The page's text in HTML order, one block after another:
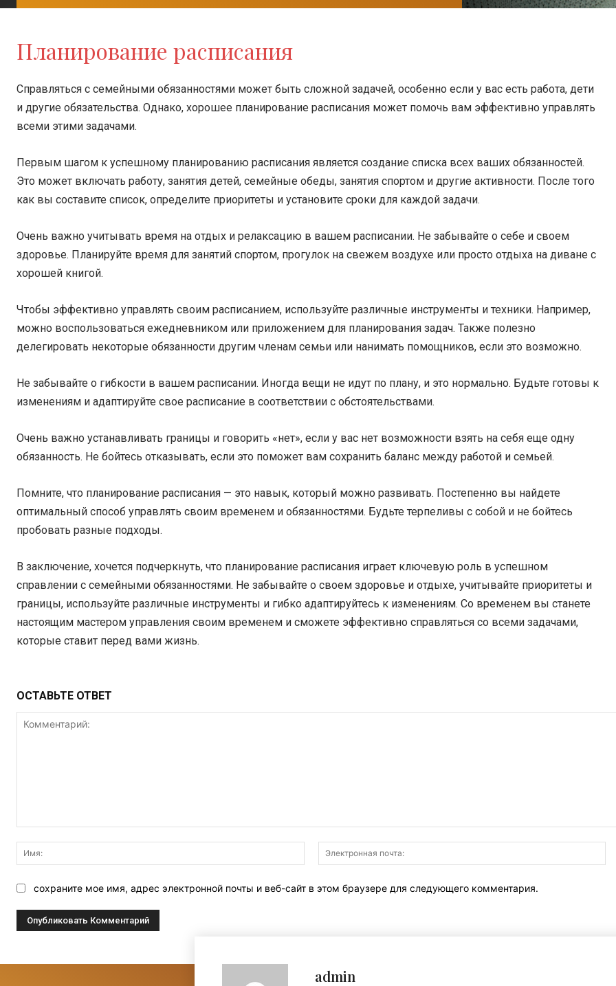
Планирование расписания
Справляться с семейными обязанностями может быть сложной задачей, особенно если у вас есть работа, дети
и другие обязательства. Однако, хорошее планирование расписания может помочь вам эффективно управлять
всеми этими задачами.
Первым шагом к успешному планированию расписания является создание списка всех ваших обязанностей.
Это может включать работу, занятия детей, семейные обеды, занятия спортом и другие активности. После того
как вы составите список, определите приоритеты и установите сроки для каждой задачи.
Очень важно учитывать время на отдых и релаксацию в вашем расписании. Не забывайте о себе и своем
здоровье. Планируйте время для занятий спортом, прогулок на свежем воздухе или просто отдыха на диване с
хорошей книгой.
Чтобы эффективно управлять своим расписанием, используйте различные инструменты и техники. Например,
можно воспользоваться ежедневником или приложением для планирования задач. Также полезно
делегировать некоторые обязанности другим членам семьи или нанимать помощников, если это возможно.
Не забывайте о гибкости в вашем расписании. Иногда вещи не идут по плану, и это нормально. Будьте готовы к
изменениям и адаптируйте свое расписание в соответствии с обстоятельствами.
Очень важно устанавливать границы и говорить «нет», если у вас нет возможности взять на себя еще одну
обязанность. Не бойтесь отказывать, если это поможет вам сохранить баланс между работой и семьей.
Помните, что планирование расписания — это навык, который можно развивать. Постепенно вы найдете
оптимальный способ управлять своим временем и обязанностями. Будьте терпеливы с собой и не бойтесь
пробовать разные подходы.
В заключение, хочется подчеркнуть, что планирование расписания играет ключевую роль в успешном
справлении с семейными обязанностями. Не забывайте о своем здоровье и отдыхе, учитывайте приоритеты и
границы, используйте различные инструменты и гибко адаптируйтесь к изменениям. Со временем вы станете
настоящим мастером управления своим временем и сможете эффективно справляться со всеми задачами,
которые ставит перед вами жизнь.
ОСТАВЬТЕ ОТВЕТ
Имя:
сохраните мое имя, адрес электронной почты и веб-сайт в этом браузере для следующего комментария.
admin